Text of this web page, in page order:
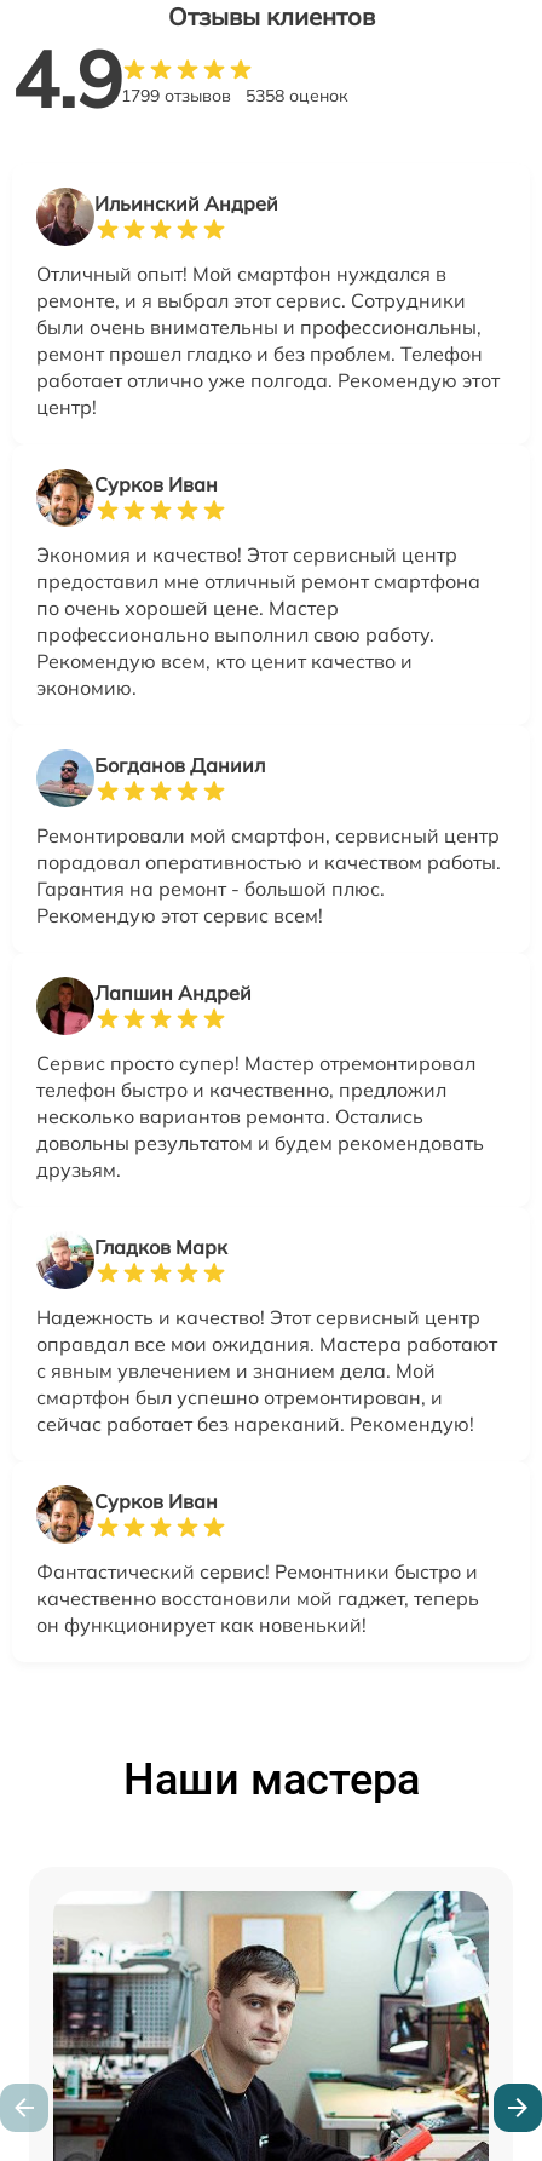
Отзывы клиентов
4.91799 отзывов 5358 оценок
Ильинский Андрей
Отличный опыт! Мой смартфон нуждался в
ремонте, и я выбрал этот сервис. Сотрудники
были очень внимательны и профессиональны,
ремонт прошел гладко и без проблем. Телефон
работает отлично уже полгода. Рекомендую этот
центр!
Сурков Иван
Экономия и качество! Этот сервисный центр
предоставил мне отличный ремонт смартфона
по очень хорошей цене. Мастер
профессионально выполнил свою работу.
Рекомендую всем, кто ценит качество и
экономию.
Богданов Даниил
Ремонтировали мой смартфон, сервисный центр
порадовал оперативностью и качеством работы.
Гарантия на ремонт - большой плюс.
Рекомендую этот сервис всем!
Лапшин Андрей
Сервис просто супер! Мастер отремонтировал
телефон быстро и качественно, предложил
несколько вариантов ремонта. Остались
довольны результатом и будем рекомендовать
друзьям.
Гладков Марк
Надежность и качество! Этот сервисный центр
оправдал все мои ожидания. Мастера работают
с явным увлечением и знанием дела. Мой
смартфон был успешно отремонтирован, и
сейчас работает без нареканий. Рекомендую!
Сурков Иван
Фантастический сервис! Ремонтники быстро и
качественно восстановили мой гаджет, теперь
он функционирует как новенький!
Наши мастера